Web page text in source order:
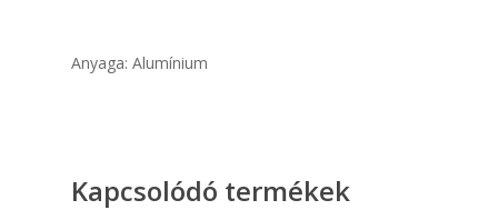
Anyaga: Alumínium
Kapcsolódó termékek